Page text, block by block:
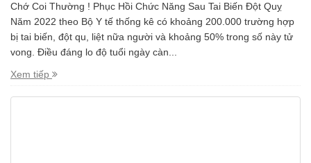
Chớ Coi Thường ! Phục Hồi Chức Năng Sau Tai Biến Đột Quỵ
Năm 2022 theo Bộ Y tế thống kê có khoảng 200.000 trường hợp
bị tai biến, đột qu, liệt nữa người và khoảng 50% trong số này tử
vong. Điều đáng lo độ tuổi ngày càn...
Xem tiếp